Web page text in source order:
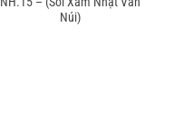
Núi)